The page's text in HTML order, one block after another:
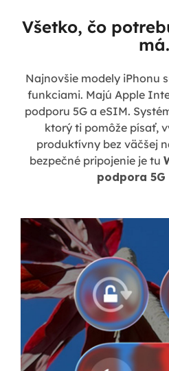
Všetko, čo
má.
Najnovšie modely iPhonu
funkciami. Majú Apple
podporu 5G a eSIM.
ktorý ti pomôže písať,
produktívny bez väčšej
bezpečné pripojenie je tu
podpora 5G